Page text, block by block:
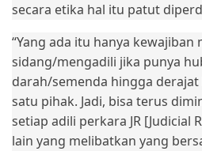
secara etika hal itu patut
“Yang ada itu hanya
sidang/mengadili jika punya
darah/semenda hingga
satu pihak. Jadi, bisa terus
setiap adili perkara JR [Judicial
lain yang melibatkan yang